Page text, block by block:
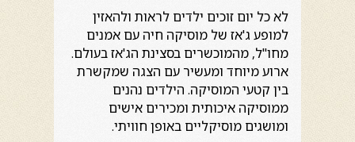
לא כל יום זוכים ילדים לראות ולהאזין
למופע ג'אז של מוסיקה חיה עם אמנים
מחו"ל, מהמוכשרים בסצינת הג'אז בעולם.
ארוע מיוחד ומעשיר עם הצגה שמקשרת
בין קטעי המוסיקה. הילדים נהנים
ממוסיקה איכותית ומכירים אישים
ומושגים מוסיקליים באופן חוויתי.